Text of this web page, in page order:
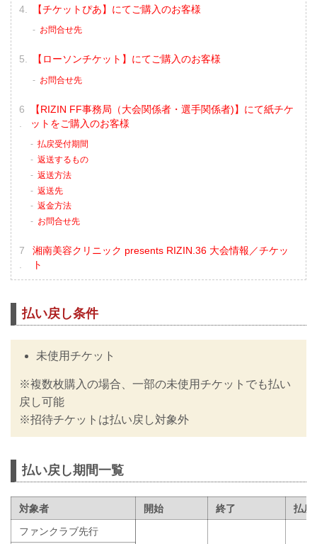
【チケットぴあ】にてご購入のお客様
お問合せ先
【ローソンチケット】にてご購入のお客様
お問合せ先
【RIZIN FF事務局（大会関係者・選手関係者)】にて紙チケ
ットをご購入のお客様
払戻受付期間
返送するもの
返送方法
返送先
返金方法
お問合せ先
湘南美容クリニック presents RIZIN.36 大会情報／チケッ
ト
払い戻し条件
未使用チケット
※複数枚購入の場合、一部の未使用チケットでも払い
戻し可能
※招待チケットは払い戻し対象外
払い戻し期間一覧
対象者 開始 終了
払戻
ファンクラブ先行